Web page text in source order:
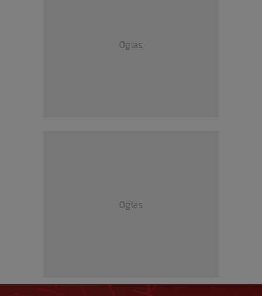
Oglas
Oglas